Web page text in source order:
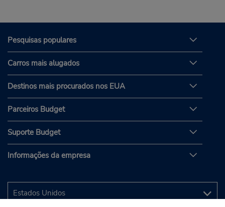
Pesquisas populares
Carros mais alugados
Destinos mais procurados nos EUA
Parceiros Budget
Suporte Budget
Informações da empresa